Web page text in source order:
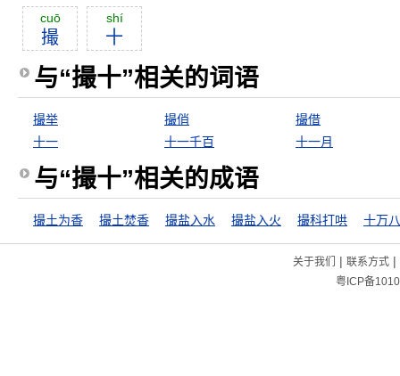
cuō
撮
shí
十
与“撮十”相关的词语
撮举 撮俏
撮借
十一
十一千百 十一月
与“撮十”相关的成语
撮土为香 撮土焚香 撮盐入水 撮盐入火 撮科打哄
关于我们 | 联系方式|
粤ICP备